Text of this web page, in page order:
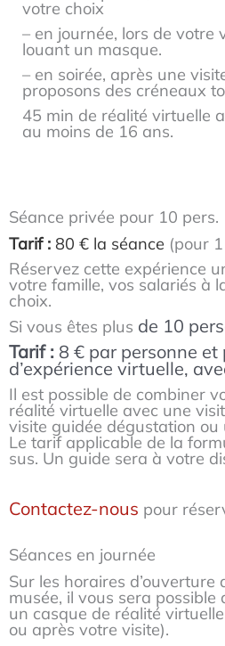
votre choix
– en journée, lors de votre
louant un masque.
– en soirée, après une
proposons des créneaux
45 min de réalité virtuelle
au moins de 16 ans.
Séance privée pour 10 pers.
Tarif : 80 € la séance (pour
Réservez cette expérience
votre famille, vos salariés à
choix.
Si vous êtes plus de 10
Tarif : 8 € par personne et
d’expérience virtuelle,
Il est possible de combiner
réalité virtuelle avec une
visite guidée dégustation ou
Le tarif applicable de la
sus. Un guide sera à votre
Contactez-nous pour
Séances en journée
Sur les horaires d’ouverture
musée, il vous sera possible
un casque de réalité
ou après votre visite).